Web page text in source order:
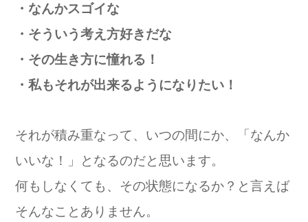
・なんかスゴイな
・そういう考え方好きだな
・その生き方に憧れる！
・私もそれが出来るようになりたい！
それが積み重なって、いつの間にか、「なんか
いいな！」となるのだと思います。
何もしなくても、その状態になるか？と言えば
そんなことありません。